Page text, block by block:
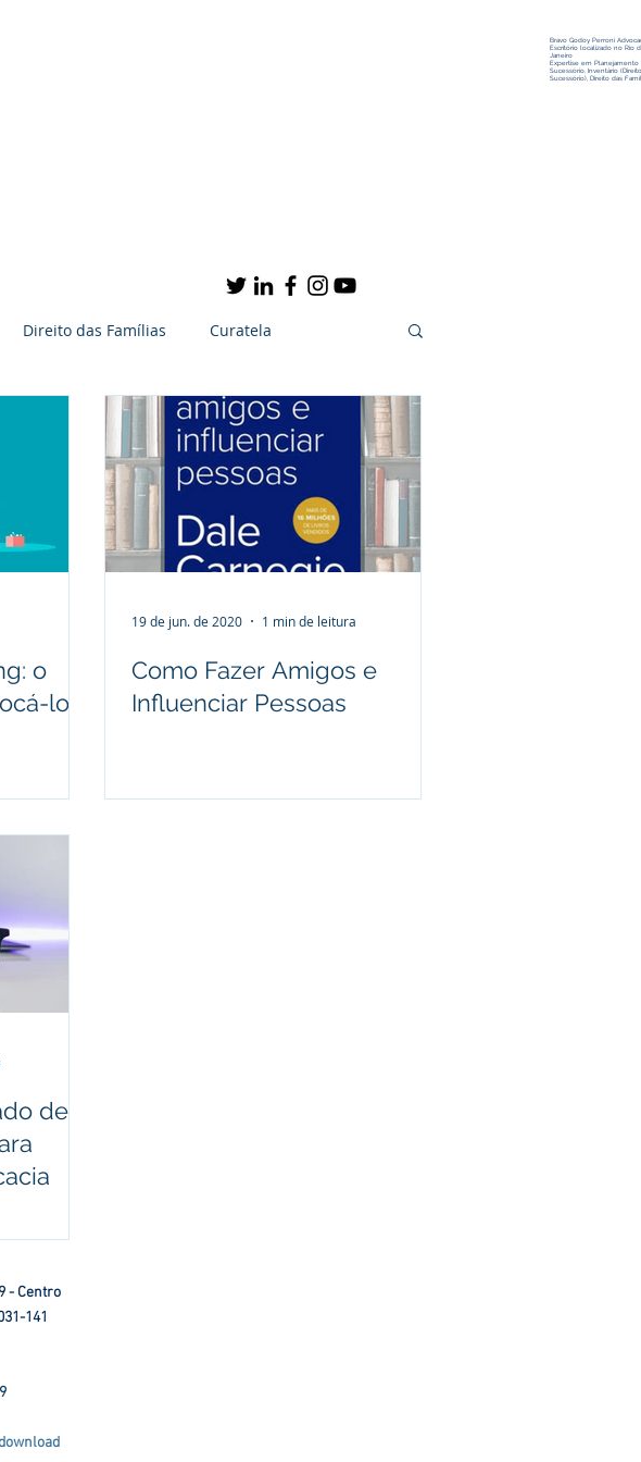
Bravo Godoy Perroni
Escritório localizado no Rio
Janeiro
Expertise em Planejamento
Sucessório, Inventário (Direito
Sucessório), Direito das
Direito das Famílias Curatela
Arte e Cultura Notícias
de litígios Gestāo de conflitos
o
los
Como Fazer Amigos e
Influenciar Pessoas
19 de jun. de 2020 1 min de leitura
de
- Centro
141